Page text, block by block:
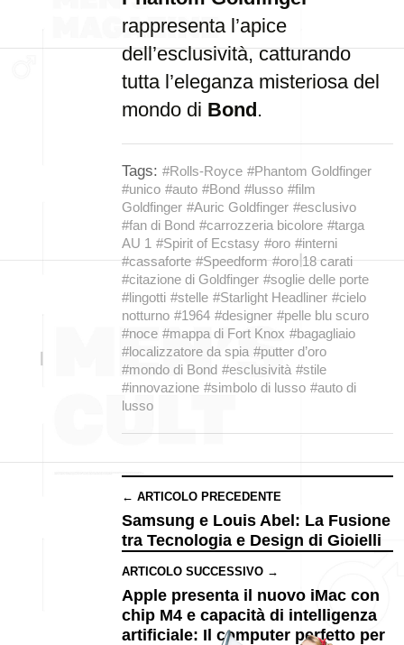
rappresenta l’apice
dell’esclusività, catturando
tutta l’eleganza misteriosa del
mondo di Bond.
Tags: #Rolls-Royce #Phantom Goldfinger
#unico #auto #Bond #lusso #film
Goldfinger #Auric Goldfinger #esclusivo
#fan di Bond #carrozzeria bicolore #targa
AU 1 #Spirit of Ecstasy #oro #interni
#cassaforte #Speedform #oro 18 carati
#citazione di Goldfinger #soglie delle porte
#lingotti #stelle #Starlight Headliner #cielo
notturno #1964 #designer #pelle blu scuro
#noce #mappa di Fort Knox #bagagliaio
#localizzatore da spia #putter d’oro
#mondo di Bond #esclusività #stile
#innovazione #simbolo di lusso #auto di
lusso
← ARTICOLO PRECEDENTE
Samsung e Louis Abel: La Fusione
tra Tecnologia e Design di Gioielli
ARTICOLO SUCCESSIVO →
Apple presenta il nuovo iMac con
chip M4 e capacità di intelligenza
artificiale: Il computer perfetto per